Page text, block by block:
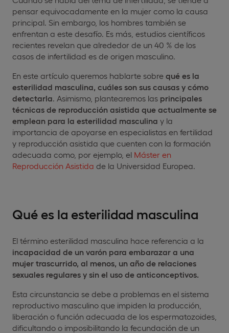
pensar equivocadamente en la mujer como la causa
principal. Sin embargo, los hombres también se
enfrentan a este desafío. Es más, estudios científicos
recientes revelan que alrededor de un 40 % de los
casos de infertilidad es de origen masculino.
En este artículo queremos hablarte sobre qué es la
esterilidad masculina, cuáles son sus causas y cómo
detectarla . Asimismo, plantearemos las principales
técnicas de reproducción asistida que actualmente se
emplean para la esterilidad masculina y la
importancia de apoyarse en especialistas en fertilidad
y reproducción asistida que cuenten con la formación
adecuada como, por ejemplo, el Máster en
Reproducción Asistida de la Universidad Europea.
Qué es la esterilidad masculina
El término esterilidad masculina hace referencia a la
incapacidad de un varón para embarazar a una
mujer trascurrido, al menos, un año de relaciones
sexuales regulares y sin el uso de anticonceptivos.
Esta circunstancia se debe a problemas en el sistema
reproductivo masculino que impiden la producción,
liberación o función adecuada de los espermatozoides,
dificultando o imposibilitando la fecundación de un